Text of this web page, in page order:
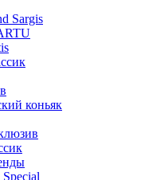
Sargis
коньяк